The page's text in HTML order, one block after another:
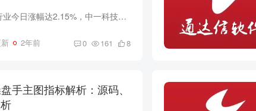
导语：电气设备行业今日涨幅达2.15%，中一科技更是领跑，涨幅高达20.01%！另外，华友钴业完成了7亿元人民币的超短期融资券发行。快来看看今日行情和重要公告纵览，了解更多行业动态！ ---------...
2年前 0 161 8
手主图指标解析：源码、